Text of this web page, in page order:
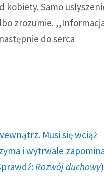
Samo
zrozumie. ,,Informacja
do serca
Musi się wciąż
i wytrwale
Rozwój duchowy)